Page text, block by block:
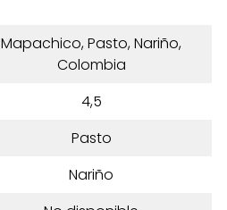
Mapachico, Pasto, Nariño,
Colombia
4,5
Pasto
Nariño